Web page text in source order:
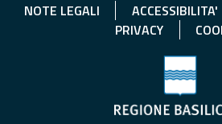
NOTE LEGALI ACCESSIBILITA'
PRIVACY